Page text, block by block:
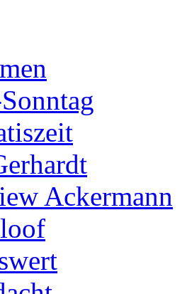
Ackermann